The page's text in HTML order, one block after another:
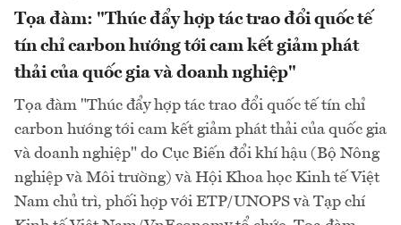
Tọa đàm: "Thúc đẩy hợp tác trao đổi quốc tế
tín chỉ carbon hướng tới cam kết giảm phát
thải của quốc gia và doanh nghiệp"
Tọa đàm "Thúc đẩy hợp tác trao đổi quốc tế tín chỉ
carbon hướng tới cam kết giảm phát thải của quốc gia
và doanh nghiệp" do Cục Biến đổi khí hậu (Bộ Nông
nghiệp và Môi trường) và Hội Khoa học Kinh tế Việt
Nam chủ trì, phối hợp với ETP/UNOPS và Tạp chí